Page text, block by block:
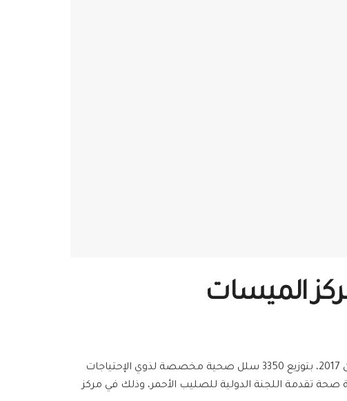
الميسات
قام الهلال الأحمر العربي السوري فرع دمشق (وحدة إدارة الكوارث – قسم الإغاثة) خلال النصف الأول من شهر نيسان 2017، بتوزيع 3350 سلل صحية مخصصة لذوي الإحتياجات
سلة لحديثي الولادة والأطفال، و 2500 لكبار السن) تقدمة الصليب الأحمر الألماني، بالإضافة لـ 350 سلة صحة تقدمة اللجنة الدولية للصليب الأحمر، وذلك في مركز